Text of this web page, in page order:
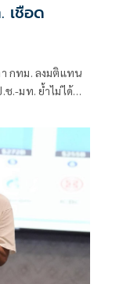
เชือด
กทม. ลงมติแทน
ช.-มท. ย้ำไม่ได้